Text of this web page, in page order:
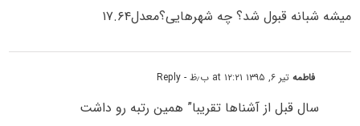
میشه شبانه قبول شد؟ چه شهرهایی؟معدل۱۷.۶۴
فاطمهتیر ۶, ۱۳۹۵ at ۱۲:۲۱ ب٫ظ - Reply
سال قبل از آشناها تقریبا” همین رتبه رو داشت